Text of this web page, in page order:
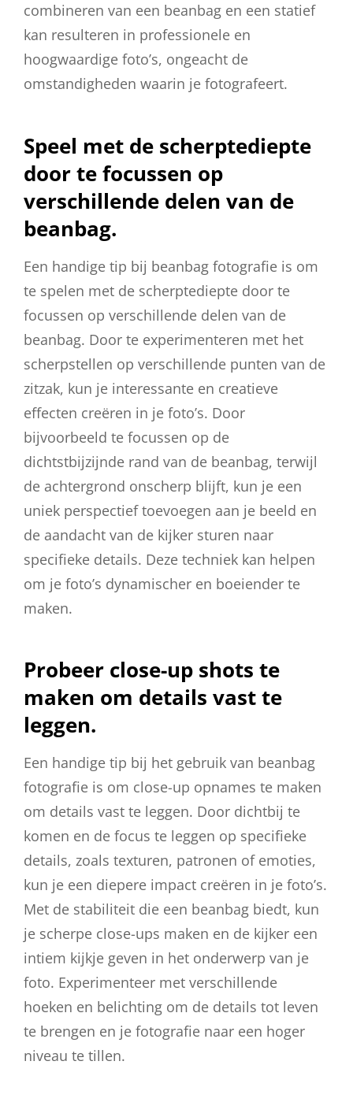
combineren van een beanbag en een statief
kan resulteren in professionele en
hoogwaardige foto’s, ongeacht de
omstandigheden waarin je fotografeert.
Speel met de scherptediepte
door te focussen op
verschillende delen van de
beanbag.
Een handige tip bij beanbag fotografie is om
te spelen met de scherptediepte door te
focussen op verschillende delen van de
beanbag. Door te experimenteren met het
scherpstellen op verschillende punten van de
zitzak, kun je interessante en creatieve
effecten creëren in je foto’s. Door
bijvoorbeeld te focussen op de
dichtstbijzijnde rand van de beanbag, terwijl
de achtergrond onscherp blijft, kun je een
uniek perspectief toevoegen aan je beeld en
de aandacht van de kijker sturen naar
specifieke details. Deze techniek kan helpen
om je foto’s dynamischer en boeiender te
maken.
Probeer close-up shots te
maken om details vast te
leggen.
Een handige tip bij het gebruik van beanbag
fotografie is om close-up opnames te maken
om details vast te leggen. Door dichtbij te
komen en de focus te leggen op specifieke
details, zoals texturen, patronen of emoties,
kun je een diepere impact creëren in je foto’s.
Met de stabiliteit die een beanbag biedt, kun
je scherpe close-ups maken en de kijker een
intiem kijkje geven in het onderwerp van je
foto. Experimenteer met verschillende
hoeken en belichting om de details tot leven
te brengen en je fotografie naar een hoger
niveau te tillen.